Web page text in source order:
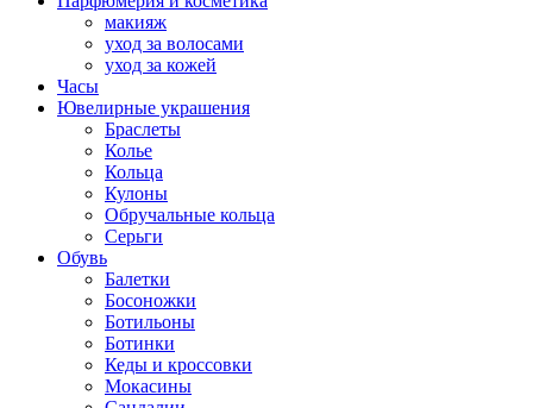
макияж
уход за волосами
уход за кожей
Часы
Ювелирные украшения
Браслеты
Колье
Кольца
Кулоны
Обручальные кольца
Серьги
Обувь
Балетки
Босоножки
Ботильоны
Ботинки
Кеды и кроссовки
Мокасины